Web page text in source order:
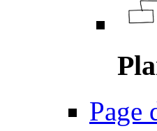
Page